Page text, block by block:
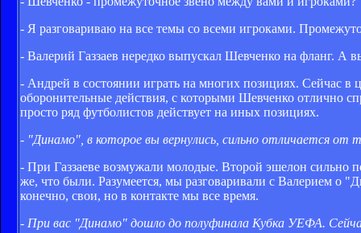
- Я разговариваю на все темы со всеми игроками.
- Валерий Газзаев нередко выпускал Шевченко на фланг. А
- Андрей в состоянии играть на многих позициях. Сейчас в
оборонительные действия, с которыми Шевченко отлично
просто ряд футболистов действует на иных позициях.
- "Динамо", в которое вы вернулись, сильно отличается от
- При Газзаеве возмужали молодые. Второй эшелон сильно
же, что были. Разумеется, мы разговаривали с Валерием о
конечно, свои, но в контакте мы все время.
- При вас "Динамо" дошло до полуфинала Кубка УЕФА.